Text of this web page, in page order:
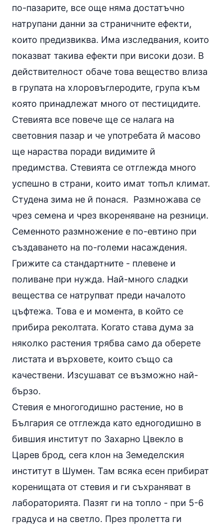
по-пазарите, все още няма достатъчно
натрупани данни за страничните ефекти,
които предизвиква. Има изследвания, които
показват такива ефекти при високи дози. В
действителност обаче това вещество влиза
в групата на хлоровъглеродите, група към
която принадлежат много от пестицидите.
Стевията все повече ще се налага на
световния пазар и че употребата й масово
ще нараства поради видимите й
предимства. Стевията се отглежда много
успешно в страни, които имат топъл климат.
Студена зима не й понася. Размножава се
чрез семена и чрез вкореняване на резници.
Семенното размножение е по-евтино при
създаването на по-големи насаждения.
Грижите са стандартните - плевене и
поливане при нужда. Най-много сладки
вещества се натрупват преди началото
цъфтежа. Това е и момента, в който се
прибира реколтата. Когато става дума за
няколко растения трябва само да оберете
листата и върховете, които също са
качествени. Изсушават се възможно най-
бързо.
Стевия е многогодишно растение, но в
България се отглежда като едногодишно в
бившия институт по Захарно Цвекло в
Царев брод, сега клон на Земеделския
институт в Шумен. Там всяка есен прибират
коренищата от стевия и ги съхраняват в
лабораторията. Пазят ги на топло - при 5-6
градуса и на светло. През пролетта ги